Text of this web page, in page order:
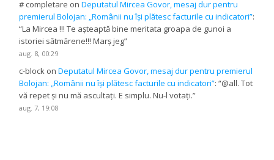
# completare onDeputatul Mircea Govor, mesaj dur pentru
premierul Bolojan: „Românii nu își plătesc facturile cu indicatori”:
“La Mircea !!! Te așteaptă bine meritata groapa de gunoi a
istoriei sătmărene!!! Marș jeg”
aug. 8, 00:29
c-block onDeputatul Mircea Govor, mesaj dur pentru premierul
Bolojan: „Românii nu își plătesc facturile cu indicatori”: “@all. Tot
vă repet și nu mă ascultați. E simplu. Nu-l votați.”
aug. 7, 19:08